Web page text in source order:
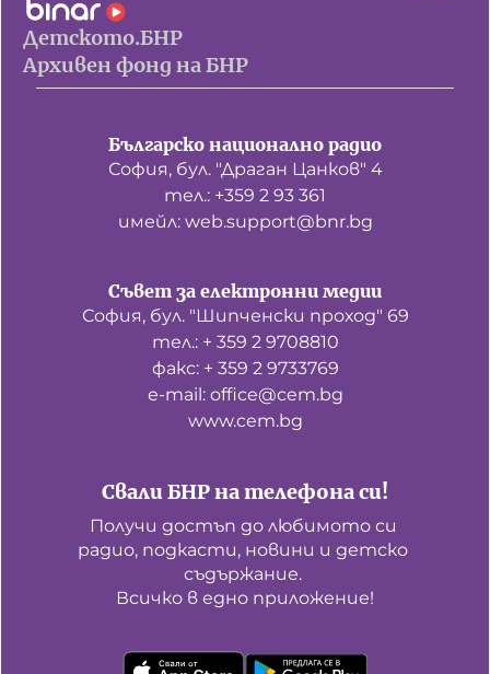
Детското.БНР
Архивен фонд на БНР
Българско национално радио
София, бул. "Драган Цанков" 4
тел.: +359 2 93 361
имейл: web.support@bnr.bg
Свали БНР на телефона си!
Получи достъп до любимото си
радио, подкасти, новини и детско
съдържание.
Всичко в едно приложение!
Съвет за електронни медии
София, бул. "Шипченски проход" 69
тел.: + 359 2 9708810
факс: + 359 2 9733769
е-mail: office@cem.bg
www.cem.bg